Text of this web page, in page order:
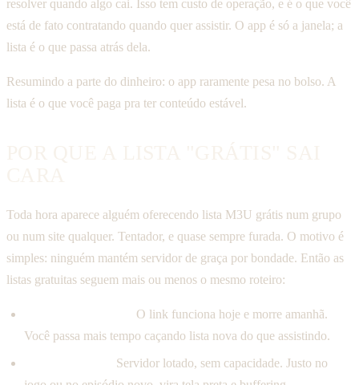
resolver quando algo cai. Isso tem custo de operação, e é o que você
está de fato contratando quando quer assistir. O app é só a janela; a
lista é o que passa atrás dela.
Resumindo a parte do dinheiro: o app raramente pesa no bolso. A
lista é o que você paga pra ter conteúdo estável.
Toda hora aparece alguém oferecendo lista M3U grátis num grupo
ou num site qualquer. Tentador, e quase sempre furada. O motivo é
simples: ninguém mantém servidor de graça por bondade. Então as
listas gratuitas seguem mais ou menos o mesmo roteiro:
O link funciona hoje e morre amanhã.
Você passa mais tempo caçando lista nova do que assistindo.
Servidor lotado, sem capacidade. Justo no